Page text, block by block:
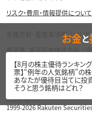
リスク・費用・情報提供について
各種方針・重要事項等につい
商号等：楽天証券株式会社／
加入協会：日本証券業協会、
先物取引協会、一般社団法人
産運用業協会
Copyright©
1999-2026 Rakuten
お金と
【8月の株主優待ランキン
票】“例年の人気銘柄”の
あなたが優待目当てに投
そうと思う銘柄はどれ？